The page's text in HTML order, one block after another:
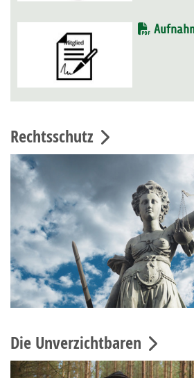
Rechtsschutz
Die Unverzichtbaren